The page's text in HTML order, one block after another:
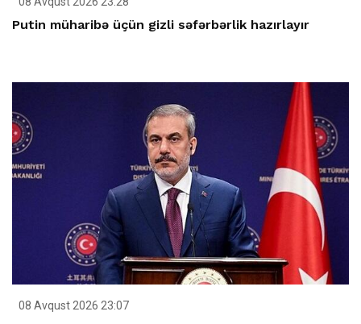
Putin müharibə üçün gizli səfərbərlik hazırlayır
08 Avqust 2026 23:07